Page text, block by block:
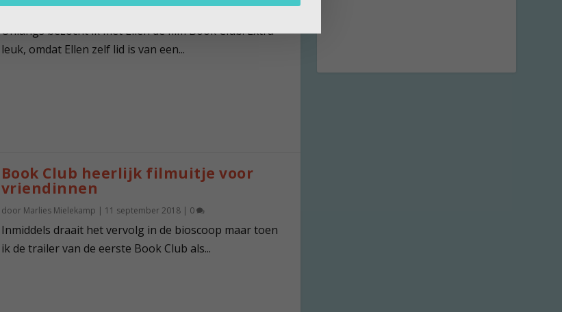
Onlangs bezocht ik met Ellen de film Book Club. Extra
leuk, omdat Ellen zelf lid is van een...
Book Club heerlijk filmuitje voor
vriendinnen
door Marlies Mielekamp | 11 september 2018| 0
Inmiddels draait het vervolg in de bioscoop maar toen
ik de trailer van de eerste Book Club als...